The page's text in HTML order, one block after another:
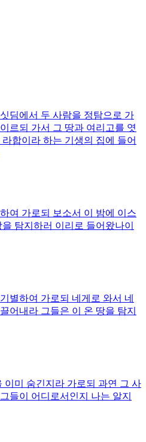
딤에서 두 사람을 정탐으로 가
르되 가서 그 땅과 여리고를 엿
합이라 하는 기생의 집에 들어
여 가로되 보소서 이 밤에 이스
탐지하러 이리로 들어왔나이
별하여 가로되 네게로 와서 네
어내라 그들은 이 온 땅을 탐지
이미 숨긴지라 가로되 과연 그 사
들이 어디로서인지 나는 알지